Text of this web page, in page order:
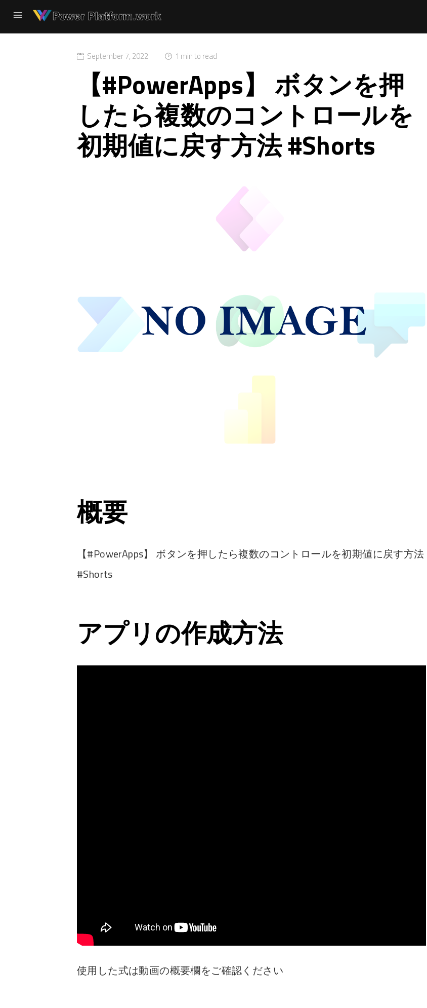
September 7, 2022 1 min to read
【#PowerApps】 ボタンを押
したら複数のコントロールを
初期値に戻す方法 #Shorts
概要
【#PowerApps】 ボタンを押したら複数のコントロールを初期値に戻す方法
#Shorts
アプリの作成方法
使用した式は動画の概要欄をご確認ください